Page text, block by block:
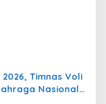
2026, Timnas Voli
Nasional